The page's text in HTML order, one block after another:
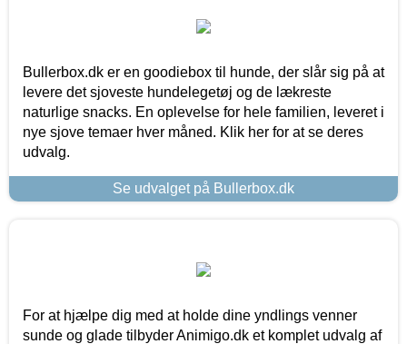
Bullerbox.dk er en goodiebox til hunde, der slår sig på at
levere det sjoveste hundelegetøj og de lækreste
naturlige snacks. En oplevelse for hele familien, leveret i
nye sjove temaer hver måned. Klik her for at se deres
udvalg.
Se udvalget på Bullerbox.dk
For at hjælpe dig med at holde dine yndlings venner
sunde og glade tilbyder Animigo.dk et komplet udvalg af